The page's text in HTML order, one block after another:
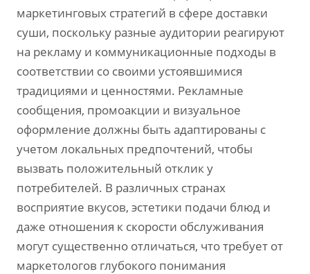
маркетинговых стратегий в сфере доставки
суши, поскольку разные аудитории реагируют
на рекламу и коммуникационные подходы в
соответствии со своими устоявшимися
традициями и ценностями. Рекламные
сообщения, промоакции и визуальное
оформление должны быть адаптированы с
учетом локальных предпочтений, чтобы
вызвать положительный отклик у
потребителей. В различных странах
восприятие вкусов, эстетики подачи блюд и
даже отношения к скорости обслуживания
могут существенно отличаться, что требует от
маркетологов глубокого понимания